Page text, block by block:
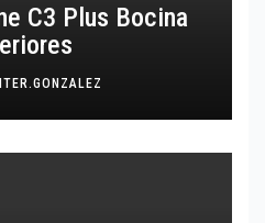
C3 Plus Bocina